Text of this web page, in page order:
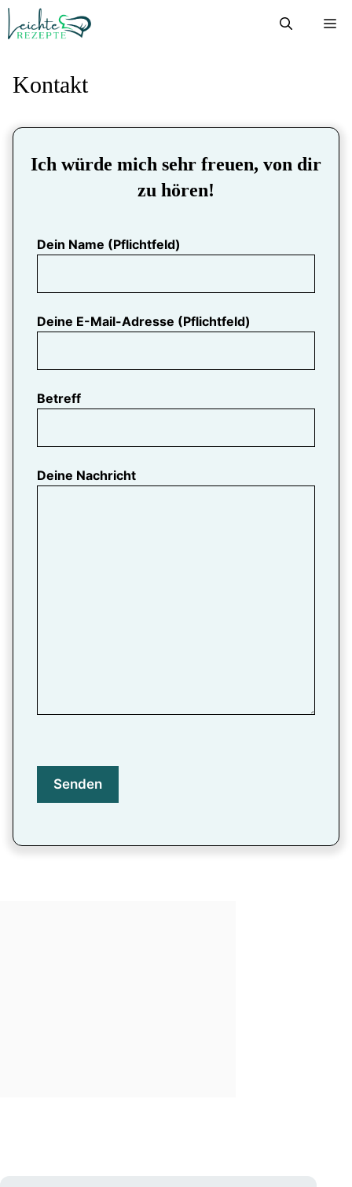
Zum
Inhalt
Kontakt
Ich würde mich sehr freuen, von dir
zu hören!
Dein Name (Pflichtfeld)
Deine E-Mail-Adresse (Pflichtfeld)
Betreff
Deine Nachricht